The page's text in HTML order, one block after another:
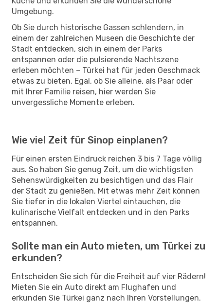
Umgebung.
Ob Sie durch historische Gassen schlendern, in
einem der zahlreichen Museen die Geschichte der
Stadt entdecken, sich in einem der Parks
entspannen oder die pulsierende Nachtszene
erleben möchten – Türkei hat für jeden Geschmack
etwas zu bieten. Egal, ob Sie alleine, als Paar oder
mit Ihrer Familie reisen, hier werden Sie
unvergessliche Momente erleben.
Wie viel Zeit für Sinop einplanen?
Für einen ersten Eindruck reichen 3 bis 7 Tage völlig
aus. So haben Sie genug Zeit, um die wichtigsten
Sehenswürdigkeiten zu besichtigen und das Flair
der Stadt zu genießen. Mit etwas mehr Zeit können
Sie tiefer in die lokalen Viertel eintauchen, die
kulinarische Vielfalt entdecken und in den Parks
entspannen.
Sollte man ein Auto mieten, um Türkei zu
erkunden?
Entscheiden Sie sich für die Freiheit auf vier Rädern!
Mieten Sie ein Auto direkt am Flughafen und
erkunden Sie Türkei ganz nach Ihren Vorstellungen.